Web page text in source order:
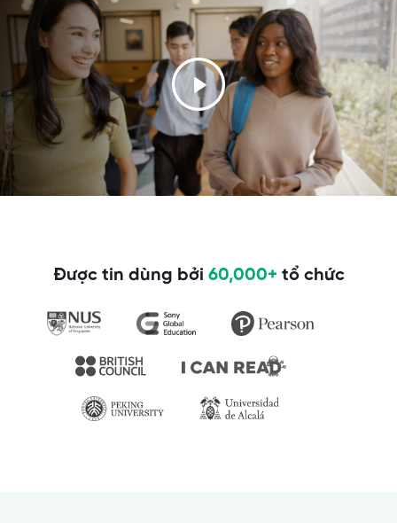
Được tin dùng bởi 60,000+ tổ chức